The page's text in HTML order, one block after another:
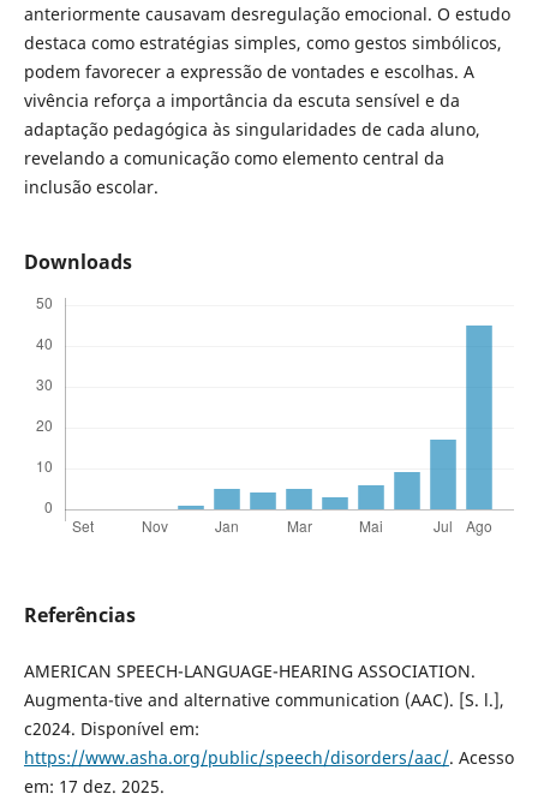
anteriormente causavam desregulação emocional. O estudo
destaca como estratégias simples, como gestos simbólicos,
podem favorecer a expressão de vontades e escolhas. A
vivência reforça a importância da escuta sensível e da
adaptação pedagógica às singularidades de cada aluno,
revelando a comunicação como elemento central da
inclusão escolar.
Downloads
Referências
AMERICAN SPEECH-LANGUAGE-HEARING ASSOCIATION.
Augmenta-tive and alternative communication (AAC). [S. l.],
c2024. Disponível em:
https://www.asha.org/public/speech/disorders/aac/. Acesso
em: 17 dez. 2025.